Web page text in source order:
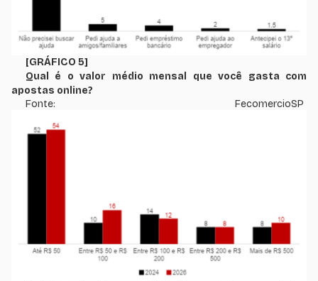
[GRÁFICO 5]
Qual é o valor médio mensal que você gasta com
apostas online?
Fonte: FecomercioSP